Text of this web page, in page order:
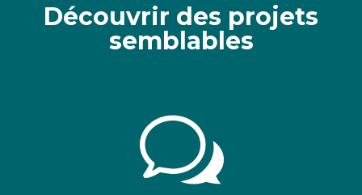
Découvrir des projets
semblables
w